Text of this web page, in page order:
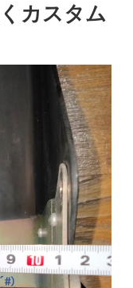
カスタム